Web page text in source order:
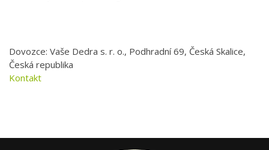
Dovozce: Vaše Dedra s. r. o., Podhradní 69, Česká Skalice,
Česká republika
Kontakt